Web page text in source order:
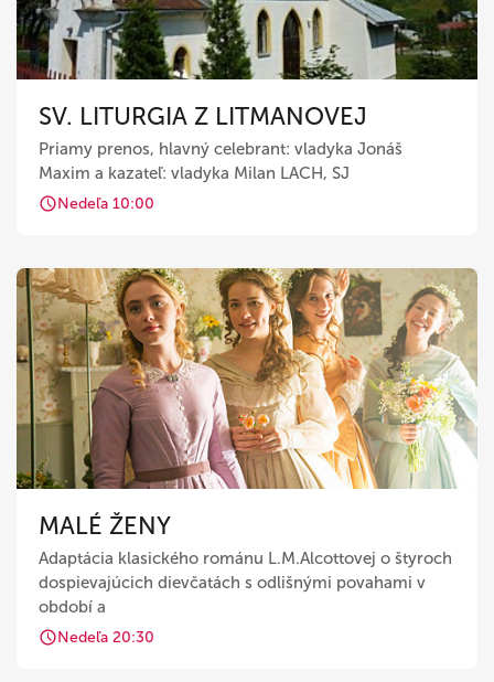
SV. LITURGIA Z LITMANOVEJ
Priamy prenos, hlavný celebrant: vladyka Jonáš
Maxim a kazateľ: vladyka Milan LACH, SJ
Nedeľa 10:00
MALÉ ŽENY
Adaptácia klasického románu L.M.Alcottovej o štyroch
dospievajúcich dievčatách s odlišnými povahami v
období a
Nedeľa 20:30